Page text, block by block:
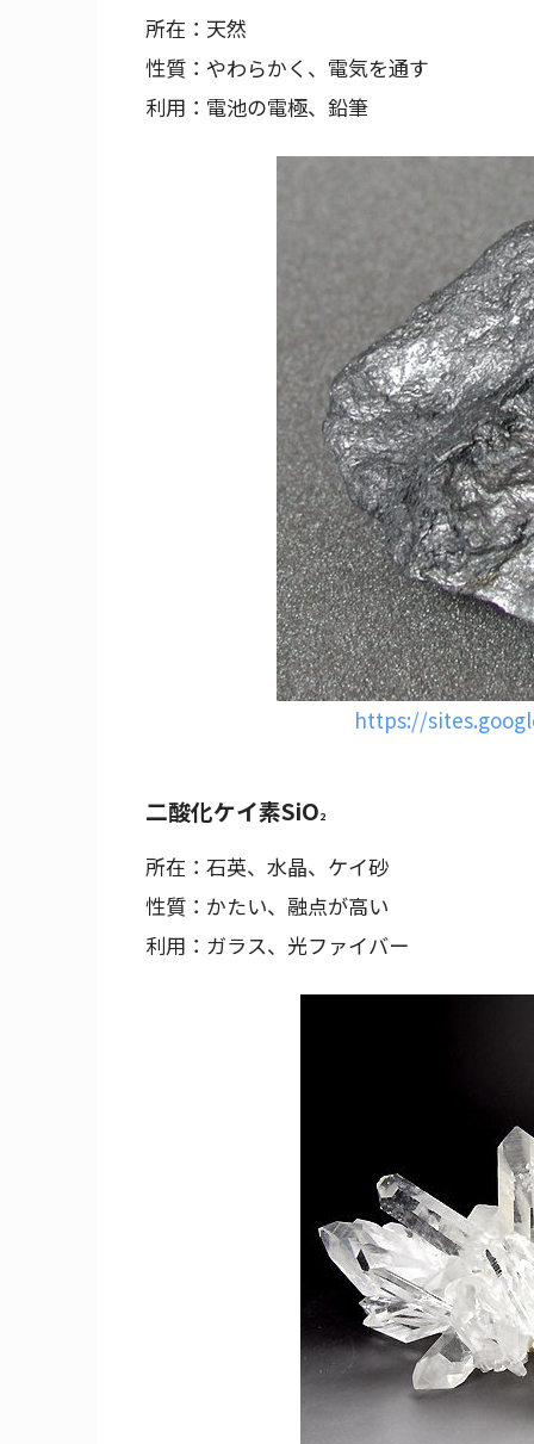
所在：天然
性質：やわらかく、電気を通す
利用：電池の電極、鉛筆
https://
二酸化ケイ素SiO2
所在：石英、水晶、ケイ砂
性質：かたい、融点が高い
利用：ガラス、光ファイバー